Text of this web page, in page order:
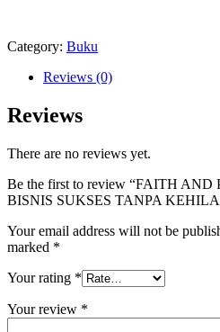
Category: Buku
Reviews (0)
Reviews
There are no reviews yet.
Be the first to review “FAITH
BISNIS SUKSES TANPA
Your email address will not be
marked *
Your rating *
Your review *